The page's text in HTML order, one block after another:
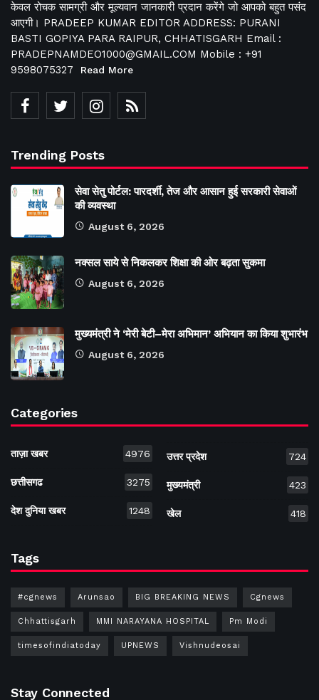
केवल रोचक सामग्री और मूल्यवान जानकारी प्रदान करेंगे जो आपको बहुत पसंद
आएगी। PRADEEP KUMAR EDITOR ADDRESS: PURANI
BASTI GOPIYA PARA RAIPUR, CHHATISGARH Email :
PRADEPNAMDEO1000@GMAIL.COM Mobile : +91
9598075327
Read More
Trending Posts
सेवा सेतु पोर्टल: पारदर्शी, तेज और आसान हुई सरकारी सेवाओं
की व्यवस्था
August 6, 2026
नक्सल साये से निकलकर शिक्षा की ओर बढ़ता सुकमा
August 6, 2026
मुख्यमंत्री ने ‘मेरी बेटी–मेरा अभिमान’ अभियान का किया शुभारंभ
August 6, 2026
Categories
ताज़ा खबर 4976
छत्तीसगढ 3275
देश दुनिया खबर 1248
उत्तर प्रदेश 724
मुख्यमंत्री 423
खेल 418
Tags
#cgnews Arunsao BIG BREAKING NEWS Cgnews
Chhattisgarh MMI NARAYANA HOSPITAL Pm Modi
timesofindiatoday UPNEWS Vishnudeosai
Stay Connected